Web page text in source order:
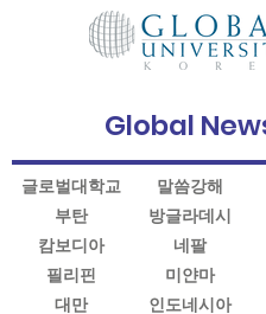
Global
글로벌대학교 말씀강해
부탄
방글라데시
캄보디아
네팔
필리핀
미얀마
대만
인도네시아